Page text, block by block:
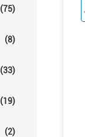
(75)
(8)
(33)
(19)
(2)